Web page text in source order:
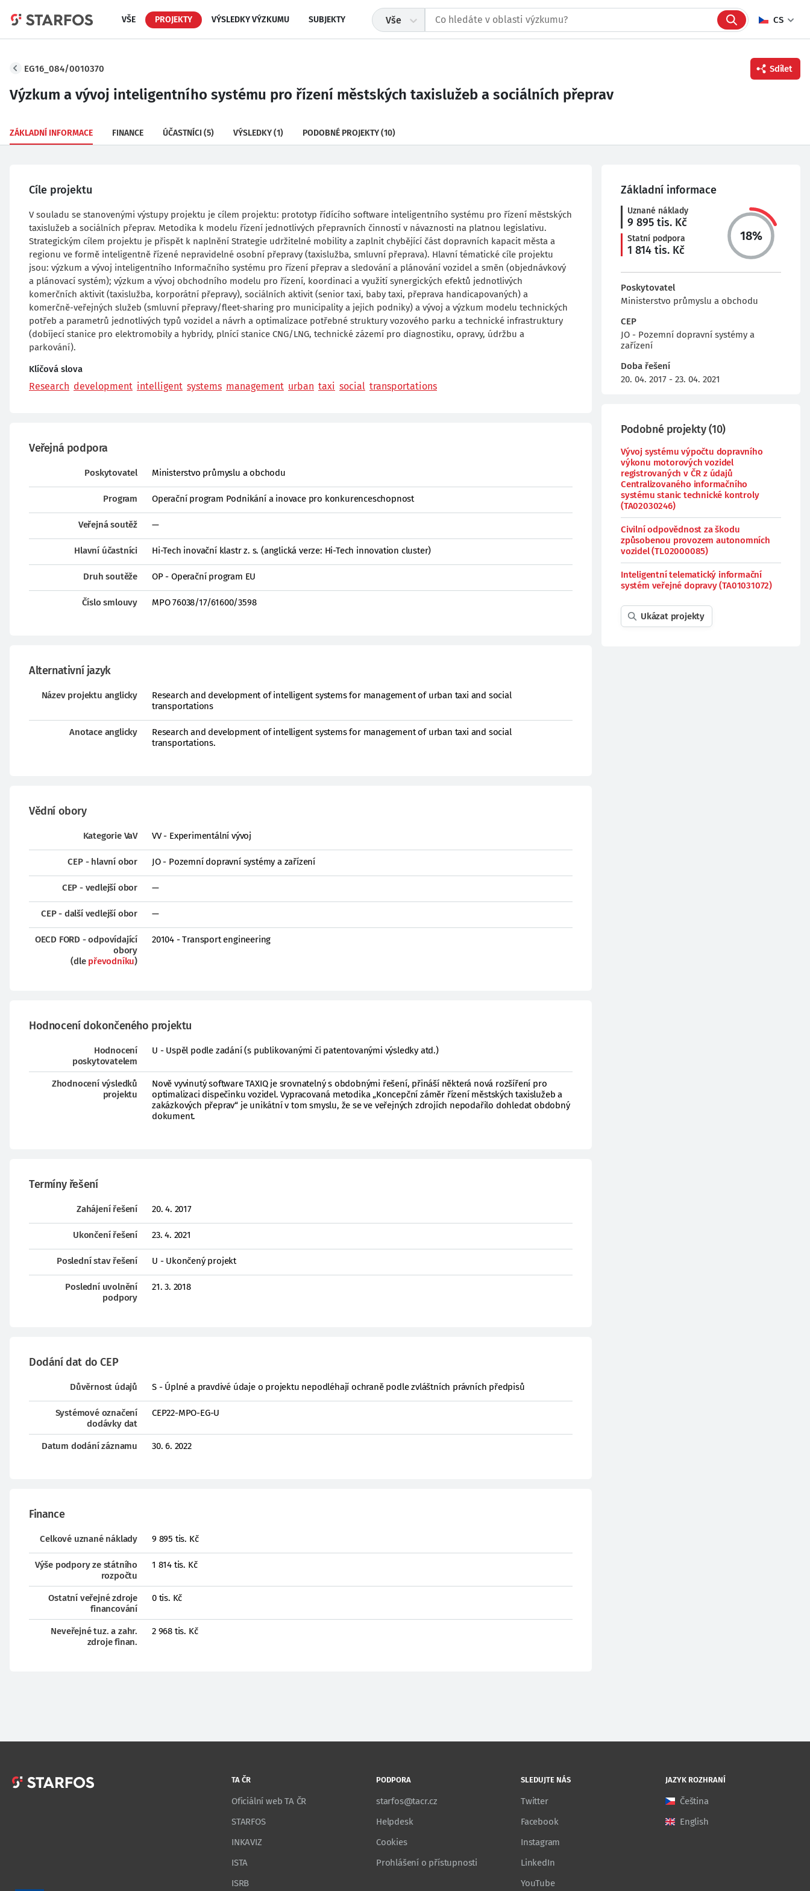
VŠE PROJEKTY VÝSLEDKY VÝZKUMU SUBJEKTY Vše CS
Twitter
EG16_084/0010370 Sdílet
Výzkum a vývoj inteligentního systému pro řízení městských taxislužeb a sociálních přeprav
ZÁKLADNÍ INFORMACE FINANCE ÚČASTNÍCI (5) VÝSLEDKY(1) PODOBNÉ PROJEKTY(10)
Cíle projektu
V souladu se stanovenými výstupy projektu je cílem projektu: prototyp řídícího software inteligentního systému pro řízení městských
taxislužeb a sociálních přeprav. Metodika k modelu řízení jednotlivých přepravních činností v návaznosti na platnou legislativu.
Strategickým cílem projektu je přispět k naplnění Strategie udržitelné mobility a zaplnit chybějící část dopravních kapacit města a
regionu ve formě inteligentně řízené nepravidelné osobní přepravy (taxislužba, smluvní přeprava). Hlavní tématické cíle projektu
jsou: výzkum a vývoj inteligentního Informačního systému pro řízení přeprav a sledování a plánování vozidel a směn (objednávkový
a plánovací systém); výzkum a vývoj obchodního modelu pro řízení, koordinaci a využití synergických efektů jednotlivých
komerčních aktivit (taxislužba, korporátní přepravy), sociálních aktivit (senior taxi, baby taxi, přeprava handicapovaných) a
komerčně-veřejných služeb (smluvní přepravy/fleet-sharing pro municipality a jejich podniky) a vývoj a výzkum modelu technických
potřeb a parametrů jednotlivých typů vozidel a návrh a optimalizace potřebné struktury vozového parku a technické infrastruktury
(dobíjecí stanice pro elektromobily a hybridy, plnící stanice CNG/LNG, technické zázemí pro diagnostiku, opravy, údržbu a
parkování).
Klíčová slova
Research development intelligent systems management urban taxi social transportations
Veřejná podpora
Poskytovatel Ministerstvo průmyslu a obchodu
Program Operační program Podnikání a inovace pro konkurenceschopnost
Veřejná soutěž —
Hlavní účastníci Hi-Tech inovační klastr z. s. (anglická verze: Hi-Tech innovation cluster)
Druh soutěže OP - Operační program EU
Číslo smlouvy MPO 76038/17/61600/3598
Alternativní jazyk
Název projektu anglicky
Research and development of intelligent systems for management of urban taxi and social
transportations
Anotace anglicky
Research and development of intelligent systems for management of urban taxi and social
transportations.
Vědní obory
Kategorie VaV VV - Experimentální vývoj
CEP - hlavní obor JO - Pozemní dopravní systémy a zařízení
CEP - vedlejší obor —
CEP - další vedlejší obor —
OECD FORD - odpovídající
obory
(dle převodníku)
20104 - Transport engineering
Hodnocení dokončeného projektu
Hodnocení
poskytovatelem
U - Uspěl podle zadání (s publikovanými či patentovanými výsledky atd.)
Zhodnocení výsledků
projektu
Nově vyvinutý software TAXIQ je srovnatelný s obdobnými řešení, přináší některá nová rozšíření pro
optimalizaci dispečinku vozidel. Vypracovaná metodika „Koncepční záměr řízení městských taxislužeb a
zakázkových přeprav“ je unikátní v tom smyslu, že se ve veřejných zdrojích nepodařilo dohledat obdobný
dokument.
Termíny řešení
Zahájení řešení 20. 4. 2017
Ukončení řešení 23. 4. 2021
Poslední stav řešení U - Ukončený projekt
Poslední uvolnění
podpory
21. 3. 2018
Dodání dat do CEP
Důvěrnost údajů S - Úplné a pravdivé údaje o projektu nepodléhají ochraně podle zvláštních právních předpisů
Systémové označení
dodávky dat
CEP22-MPO-EG-U
Datum dodání záznamu 30. 6. 2022
Finance
Celkové uznané náklady 9 895 tis. Kč
Výše podpory ze státního
rozpočtu
1 814 tis. Kč
Ostatní veřejné zdroje
financování
0 tis. Kč
Neveřejné tuz. a zahr.
zdroje finan.
2 968 tis. Kč
Základní informace
Uznané náklady
9 895 tis. Kč
Statní podpora
1 814 tis. Kč
18%
Poskytovatel
Ministerstvo průmyslu a obchodu
CEP
JO - Pozemní dopravní systémy a
zařízení
Doba řešení
20. 04. 2017 - 23. 04. 2021
Podobné projekty(10)
Vývoj systému výpočtu dopravního
výkonu motorových vozidel
registrovaných v ČR z údajů
Centralizovaného informačního
systému stanic technické kontroly
(TA02030246)
Civilní odpovědnost za škodu
způsobenou provozem autonomních
vozidel (TL02000085)
Inteligentní telematický informační
systém veřejné dopravy (TA01031072)
Ukázat projekty
TA ČR
Oficiální web TA ČR
STARFOS
INKAVIZ
ISTA
ISRB
PODPORA
starfos@tacr.cz
Helpdesk
Cookies
Prohlášení o přístupnosti
SLEDUJTE NÁS
Twitter
Facebook
Instagram
LinkedIn
YouTube
JAZYK ROZHRANÍ
Čeština
English